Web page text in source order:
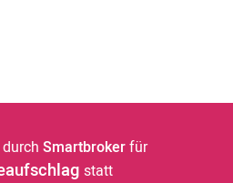
Smartbrokerfür
statt